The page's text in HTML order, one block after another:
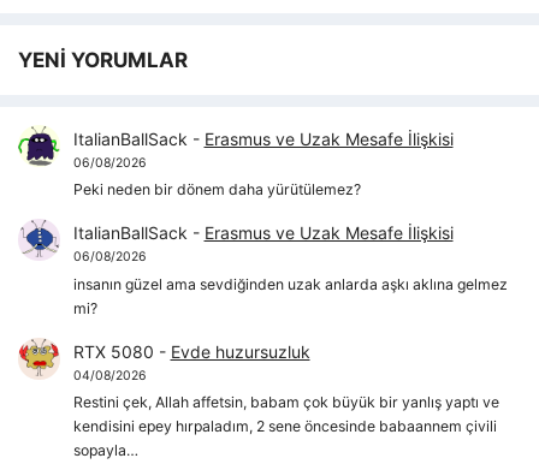
YENİ YORUMLAR
ItalianBallSack - Erasmus ve Uzak Mesafe İlişkisi
06/08/2026
Peki neden bir dönem daha yürütülemez?
ItalianBallSack - Erasmus ve Uzak Mesafe İlişkisi
06/08/2026
insanın güzel ama sevdiğinden uzak anlarda aşkı aklına gelmez
mi?
RTX 5080 - Evde huzursuzluk
04/08/2026
Restini çek, Allah affetsin, babam çok büyük bir yanlış yaptı ve
kendisini epey hırpaladım, 2 sene öncesinde babaannem çivili
sopayla…